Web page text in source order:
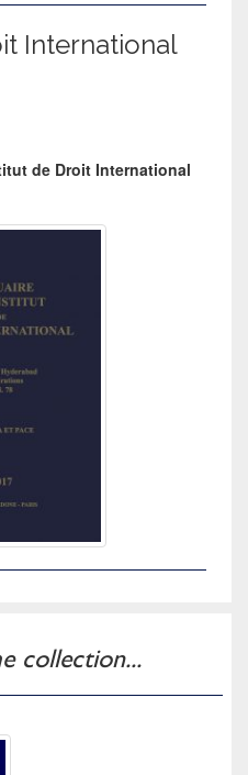
International
de Droit International
collection...